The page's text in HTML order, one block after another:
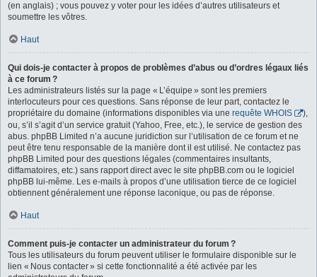
(en anglais) ; vous pouvez y voter pour les idées d’autres utilisateurs et
soumettre les vôtres.
Haut
Qui dois-je contacter à propos de problèmes d’abus ou d’ordres légaux liés
à ce forum ?
Les administrateurs listés sur la page « L’équipe » sont les premiers
interlocuteurs pour ces questions. Sans réponse de leur part, contactez le
propriétaire du domaine (informations disponibles via une requête WHOIS
),
ou, s’il s’agit d’un service gratuit (Yahoo, Free, etc.), le service de gestion des
abus. phpBB Limited n’a aucune juridiction sur l’utilisation de ce forum et ne
peut être tenu responsable de la manière dont il est utilisé. Ne contactez pas
phpBB Limited pour des questions légales (commentaires insultants,
diffamatoires, etc.) sans rapport direct avec le site phpBB.com ou le logiciel
phpBB lui-même. Les e-mails à propos d’une utilisation tierce de ce logiciel
obtiennent généralement une réponse laconique, ou pas de réponse.
Haut
Comment puis-je contacter un administrateur du forum ?
Tous les utilisateurs du forum peuvent utiliser le formulaire disponible sur le
lien « Nous contacter » si cette fonctionnalité a été activée par les